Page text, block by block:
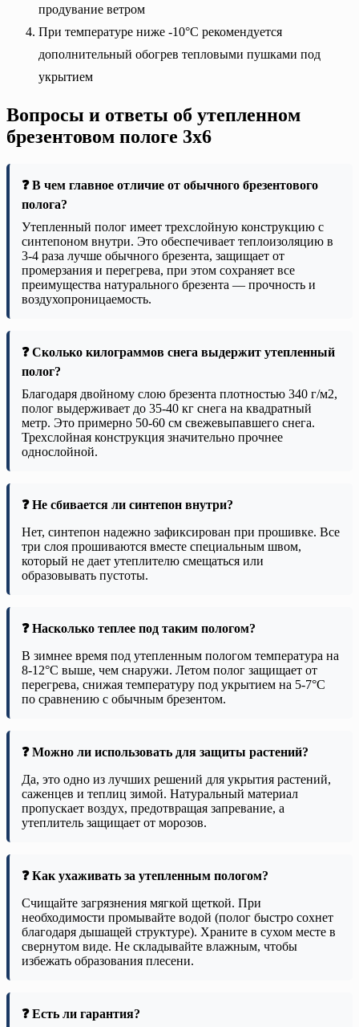
продувание ветром
При температуре ниже -10°C рекомендуется
дополнительный обогрев тепловыми пушками под
укрытием
Вопросы и ответы об утепленном
брезентовом пологе 3х6
❓ В чем главное отличие от обычного брезентового
полога?
Утепленный полог имеет трехслойную конструкцию с
синтепоном внутри. Это обеспечивает теплоизоляцию в
3-4 раза лучше обычного брезента, защищает от
промерзания и перегрева, при этом сохраняет все
преимущества натурального брезента — прочность и
воздухопроницаемость.
❓ Сколько килограммов снега выдержит утепленный
полог?
Благодаря двойному слою брезента плотностью 340 г/м2,
полог выдерживает до 35-40 кг снега на квадратный
метр. Это примерно 50-60 см свежевыпавшего снега.
Трехслойная конструкция значительно прочнее
однослойной.
❓ Не сбивается ли синтепон внутри?
Нет, синтепон надежно зафиксирован при прошивке. Все
три слоя прошиваются вместе специальным швом,
который не дает утеплителю смещаться или
образовывать пустоты.
❓ Насколько теплее под таким пологом?
В зимнее время под утепленным пологом температура на
8-12°C выше, чем снаружи. Летом полог защищает от
перегрева, снижая температуру под укрытием на 5-7°C
по сравнению с обычным брезентом.
❓ Можно ли использовать для защиты растений?
Да, это одно из лучших решений для укрытия растений,
саженцев и теплиц зимой. Натуральный материал
пропускает воздух, предотвращая запревание, а
утеплитель защищает от морозов.
❓ Как ухаживать за утепленным пологом?
Счищайте загрязнения мягкой щеткой. При
необходимости промывайте водой (полог быстро сохнет
благодаря дышащей структуре). Храните в сухом месте в
свернутом виде. Не складывайте влажным, чтобы
избежать образования плесени.
❓ Есть ли гарантия?